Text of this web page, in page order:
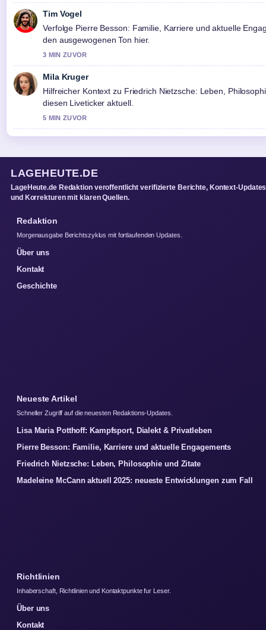
Tim Vogel
Verfolge Pierre Besson: Familie, Karriere und aktuelle
den ausgewogenen Ton hier.
3 MIN ZUVOR
Mila Kruger
Hilfreicher Kontext zu Friedrich Nietzsche: Leben,
diesen Liveticker aktuell.
5 MIN ZUVOR
LAGEHEUTE.DE
LageHeute.de Redaktion veroffentlicht verifizierte Berichte, Kontext-Updates
und Korrekturen mit klaren Quellen.
Redaktion
Morgenausgabe Berichtszyklus mit fortlaufenden Updates.
Über uns
Kontakt
Geschichte
Neueste Artikel
Schneller Zugriff auf die neuesten Redaktions-Updates.
Lisa Maria Potthoff: Kampfsport, Dialekt & Privatleben
Pierre Besson: Familie, Karriere und aktuelle Engagements
Friedrich Nietzsche: Leben, Philosophie und Zitate
Madeleine McCann aktuell 2025: neueste Entwicklungen zum Fall
Richtlinien
Inhaberschaft, Richtlinien und Kontaktpunkte fur Leser.
Über uns
Kontakt